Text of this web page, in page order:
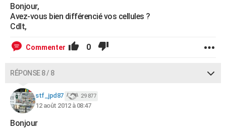
Bonjour,
Avez-vous bien différencié vos cellules ?
Cdlt,
Commenter 0
RÉPONSE 8 / 8
stf_jpd87 29 877
12 août 2012 à 08:47
Bonjour